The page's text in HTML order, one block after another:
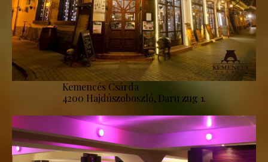
Kemencés Csárda
4200 Hajdúszoboszló, Daru zug 1.